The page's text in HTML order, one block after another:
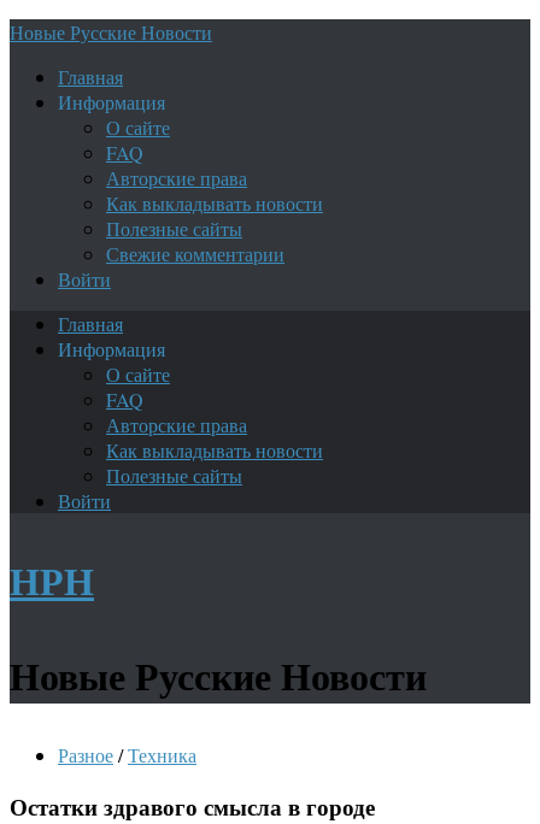
Новые Русские Новости
Главная
Информация
О сайте
FAQ
Авторские права
Как выкладывать новости
Полезные сайты
Свежие комментарии
Войти
Главная
Информация
О сайте
FAQ
Авторские права
Как выкладывать новости
Полезные сайты
Войти
НРН
Новые Русские Новости
Разное/Техника
Остатки здравого смысла в городе